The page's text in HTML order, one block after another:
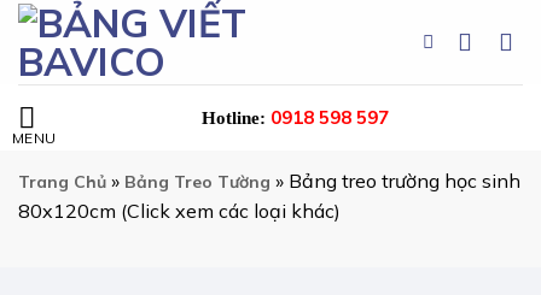
Chuyển
đến
nội
dung
Hotline: 0918 598 597
Trang Chủ » Bảng Treo Tường » Bảng treo trường học sinh
80x120cm (Click xem các loại khác)